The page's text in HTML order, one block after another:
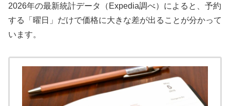
2026年の最新統計データ（Expedia調べ）によると、予約
する「曜日」だけで価格に大きな差が出ることが分かって
います。